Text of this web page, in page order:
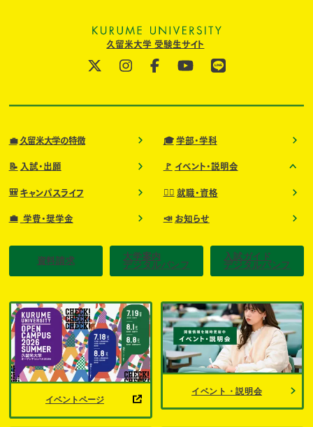
久留米大学 受験生サイト
💼 久留米大学の特徴 🎓 学部・学科
📝 入試・出願 🚩 イベント・説明会
🎒 キャンパスライフ 🧑‍⚕️ 就職・資格
💼 学費・奨学金 📣 お知らせ
資料請求
大学案内
デジタルパンフ
入試ガイド
デジタルパンフ
イベントページ
イベント・説明会